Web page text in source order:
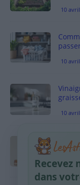
10
10
10
9 avril
Recevez
dans